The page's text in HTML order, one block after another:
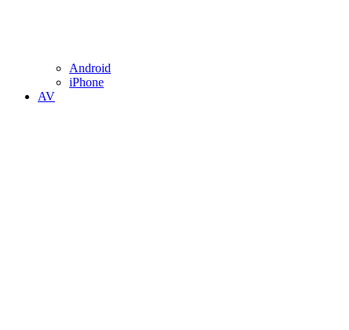
Android
iPhone
AV